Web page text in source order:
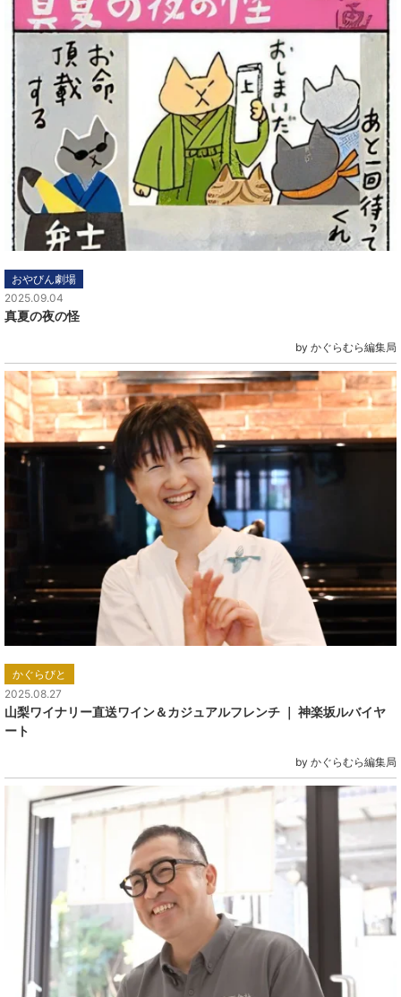
おやびん劇場
2025.09.04
真夏の夜の怪
by かぐらむら編集局
かぐらびと
2025.08.27
山梨ワイナリー直送ワイン＆カジュアルフレンチ ｜ 神楽坂ルバイヤ
ート
by かぐらむら編集局